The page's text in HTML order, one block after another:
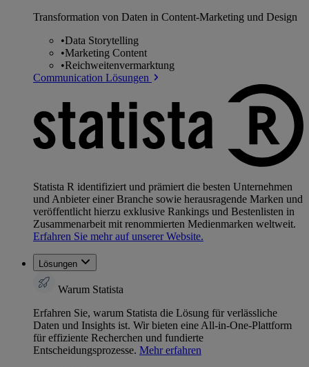
Transformation von Daten in Content-Marketing und Design
•Data Storytelling
•Marketing Content
•Reichweitenvermarktung
Communication Lösungen
Statista R identifiziert und prämiert die besten Unternehmen
und Anbieter einer Branche sowie herausragende Marken und
veröffentlicht hierzu exklusive Rankings und Bestenlisten in
Zusammenarbeit mit renommierten Medienmarken weltweit.
Erfahren Sie mehr auf unserer Website.
Lösungen
Warum Statista
Erfahren Sie, warum Statista die Lösung für verlässliche
Daten und Insights ist. Wir bieten eine All-in-One-Plattform
für effiziente Recherchen und fundierte
Entscheidungsprozesse. Mehr erfahren